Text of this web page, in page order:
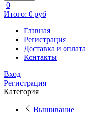
0
Итого: 0 руб
Главная
Регистрация
Доставка и оплата
Контакты
Вход
Регистрация
Категория
Вышивание